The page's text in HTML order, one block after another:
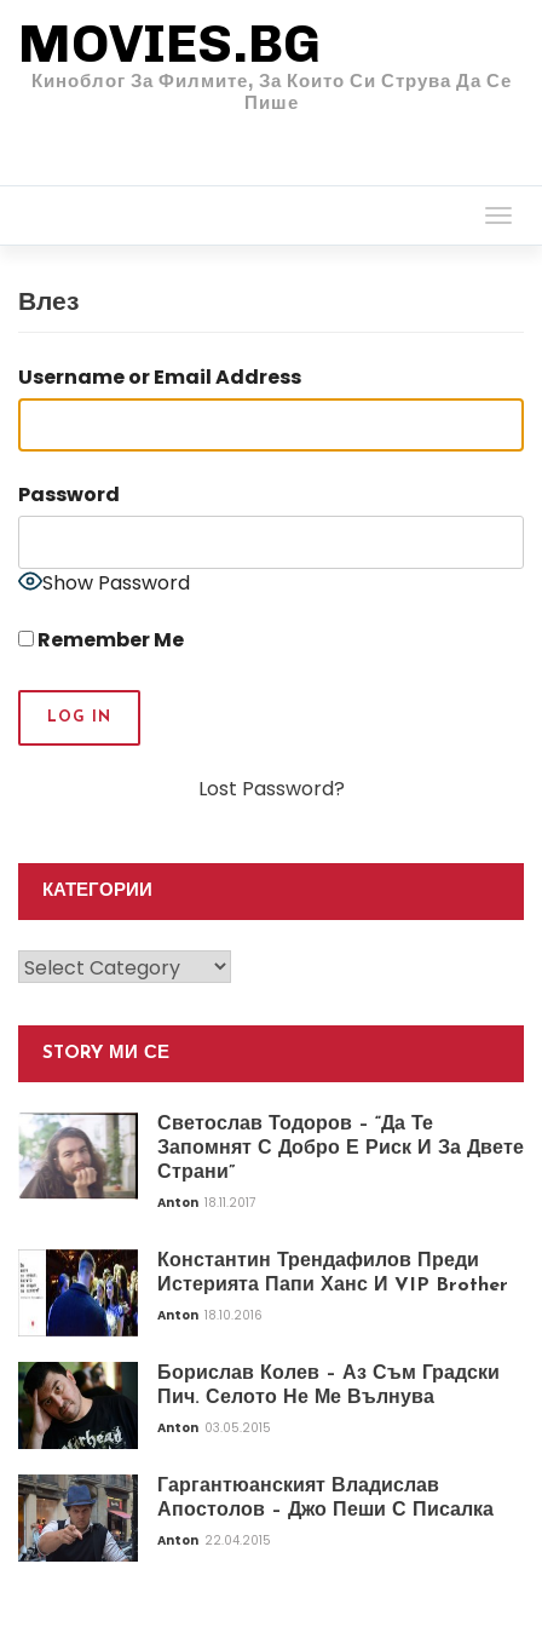
MOVIES.BG
Киноблог За Филмите, За Които Си Струва Да Се
Пише
Влез
Username or Email Address
Password
Show Password
Remember Me
Lost Password?
КАТЕГОРИИ
Категории
STORY МИ СЕ
Светослав Тодоров – “Да Те
Запомнят С Добро Е Риск И За Двете
Страни”
Anton 18.11.2017
Константин Трендафилов Преди
Истерията Папи Ханс И VIP Brother
Anton 18.10.2016
Борислав Колев – Аз Съм Градски
Пич. Селото Не Ме Вълнува
Anton 03.05.2015
Гаргантюанският Владислав
Апостолов – Джо Пеши С Писалка
Anton 22.04.2015